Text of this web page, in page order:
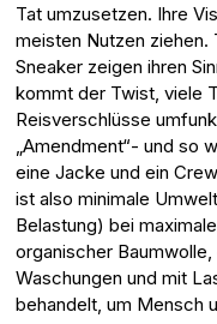
Tat umzusetzen. Ihre
meisten Nutzen ziehen.
Sneaker zeigen ihren
kommt der Twist, viele
Reisverschlüsse
„Amendment“- und so
eine Jacke und ein
ist also minimale
Belastung) bei
organischer
Waschungen und mit
behandelt, um Mensch